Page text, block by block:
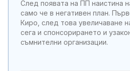
След появата на ПП наистина
само че в негативен план.
Киро, след това увеличаване
сега и спонсорирането и
съмнителни организации.